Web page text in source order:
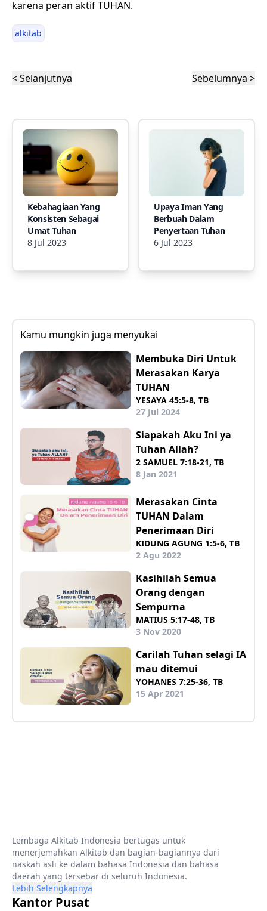
karena peran aktif TUHAN.
alkitab
< Selanjutnya Sebelumnya >
Kebahagiaan Yang
Konsisten Sebagai
Umat Tuhan
8 Jul 2023
Upaya Iman Yang
Berbuah Dalam
Penyertaan Tuhan
6 Jul 2023
Kamu mungkin juga menyukai
Membuka Diri Untuk
Merasakan Karya
TUHAN
YESAYA 45:5-8, TB
27 Jul 2024
Siapakah Aku Ini ya
Tuhan Allah?
2 SAMUEL 7:18-21, TB
8 Jan 2021
Merasakan Cinta
TUHAN Dalam
Penerimaan Diri
KIDUNG AGUNG 1:5-6, TB
2 Agu 2022
Kasihilah Semua
Orang dengan
Sempurna
MATIUS 5:17-48, TB
3 Nov 2020
Carilah Tuhan selagi IA
mau ditemui
YOHANES 7:25-36, TB
15 Apr 2021
Lembaga Alkitab Indonesia bertugas untuk
menerjemahkan Alkitab dan bagian-bagiannya dari
naskah asli ke dalam bahasa Indonesia dan bahasa
daerah yang tersebar di seluruh Indonesia.
Lebih Selengkapnya
Kantor Pusat